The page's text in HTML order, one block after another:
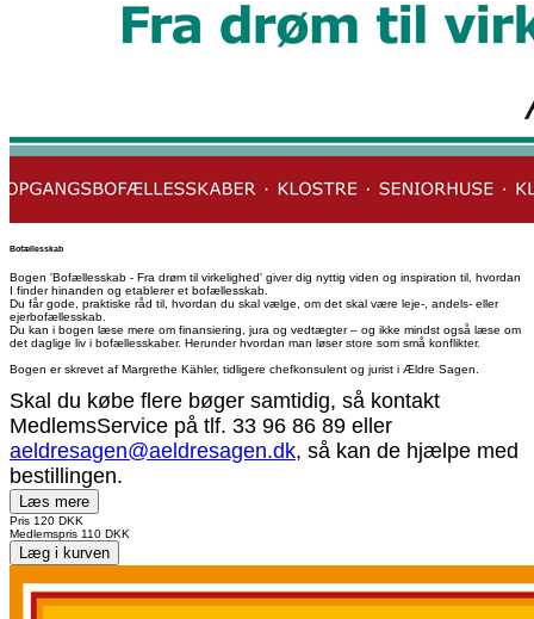
Bofællesskab
Bogen 'Bofællesskab - Fra drøm til virkelighed' giver dig nyttig viden og inspiration til, hvordan
I finder hinanden og etablerer et bofællesskab.
Du får gode, praktiske råd til, hvordan du skal vælge, om det skal være leje-, andels- eller
ejerbofællesskab.
Du kan i bogen læse mere om finansiering, jura og vedtægter – og ikke mindst også læse om
det daglige liv i bofællesskaber. Herunder hvordan man løser store som små konflikter.
Bogen er skrevet af Margrethe Kähler, tidligere chefkonsulent og jurist i Ældre Sagen.
Skal du købe flere bøger samtidig, så kontakt
MedlemsService på tlf. 33 96 86 89 eller
aeldresagen@aeldresagen.dk, så kan de hjælpe med
bestillingen.
Læs mere
Pris 120 DKK
Medlemspris 110 DKK
Læg i kurven